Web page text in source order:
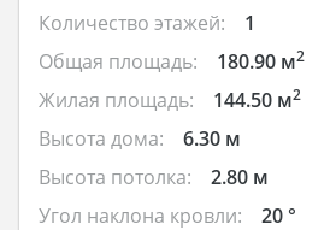
Количество этажей:
1
Общая площадь:
180.90 м2
Жилая площадь: 144.50 м2
Высота дома:
6.30 м
Высота потолка:
2.80 м
Угол наклона кровли:
20 °